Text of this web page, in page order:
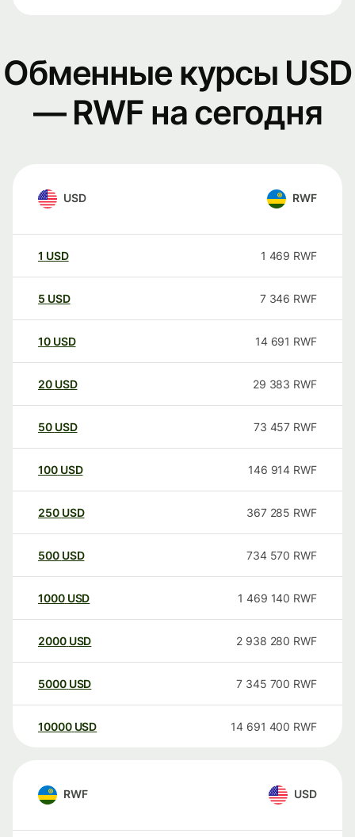
Обменные курсы USD
— RWF на сегодня
USD RWF
1 USD 1 469 RWF
5 USD 7 346 RWF
10 USD 14 691 RWF
20 USD 29 383 RWF
50 USD 73 457 RWF
100 USD 146 914 RWF
250 USD 367 285 RWF
500 USD 734 570 RWF
1000 USD 1 469 140 RWF
2000 USD 2 938 280 RWF
5000 USD 7 345 700 RWF
10000 USD 14 691 400 RWF
RWF USD